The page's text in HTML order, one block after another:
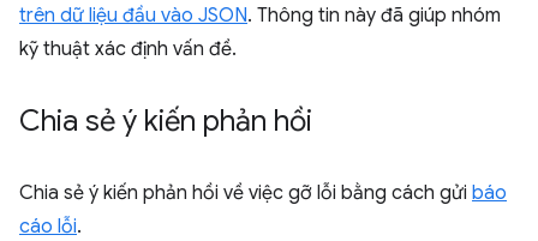
trên dữ liệu đầu vào JSON. Thông tin này đã giúp nhóm
kỹ thuật xác định vấn đề.
Chia sẻ ý kiến phản hồi
Chia sẻ ý kiến phản hồi về việc gỡ lỗi bằng cách gửi báo
cáo lỗi.